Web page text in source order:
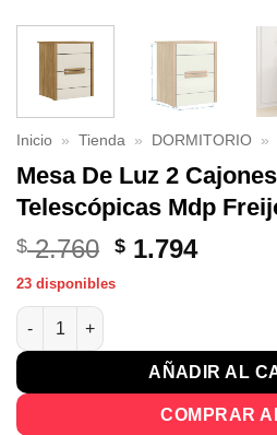
Inicio » Tienda » DORMITORIO »
Mesa De Luz 2
Telescópicas Mdp
$2.760 El
precio
$ 2.760.
$ 1.794El
$
23 disponibles
Mesa De Luz 2 Cajones
AÑADIR AL
COMPRAR